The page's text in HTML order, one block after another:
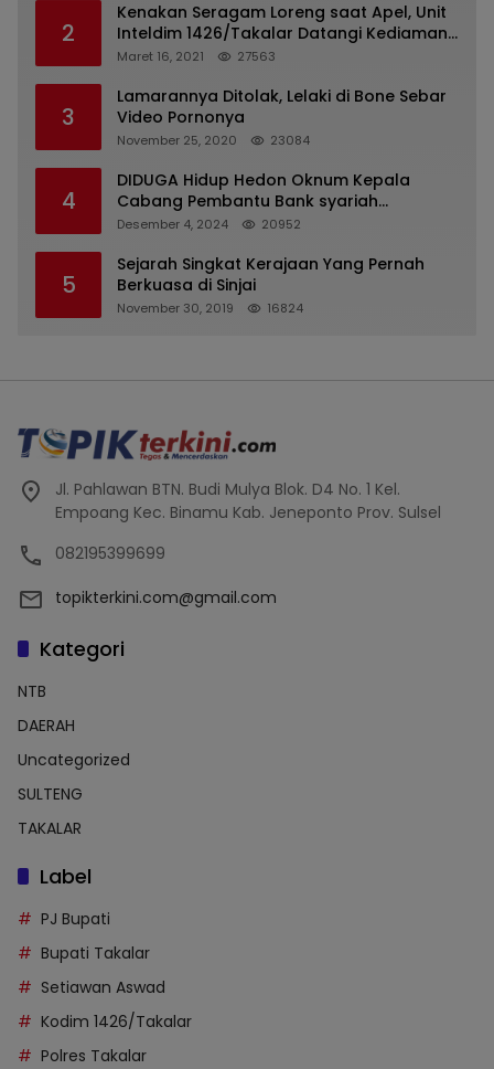
2
Kenakan Seragam Loreng saat Apel, Unit
Inteldim 1426/Takalar Datangi Kediaman
Kasatpol PP
Maret 16, 2021 27563
3
Lamarannya Ditolak, Lelaki di Bone Sebar
Video Pornonya
November 25, 2020 23084
4
DIDUGA Hidup Hedon Oknum Kepala
Cabang Pembantu Bank syariah
Indonesia Unit Hasan Basri di Banjarmasin
Milyaran Rupiah dan Bilyet Giro Tidak
Terdaftar, OJK Kalsel : Bertemu Tanggal 11
Desember 4, 2024 20952
5
Sejarah Singkat Kerajaan Yang Pernah
Berkuasa di Sinjai
November 30, 2019 16824
Jl. Pahlawan BTN. Budi Mulya Blok. D4 No. 1 Kel.
Empoang Kec. Binamu Kab. Jeneponto Prov. Sulsel
082195399699
topikterkini.com@gmail.com
Kategori
NTB
DAERAH
Uncategorized
SULTENG
TAKALAR
Label
PJ Bupati
Bupati Takalar
Setiawan Aswad
Kodim 1426/Takalar
Polres Takalar